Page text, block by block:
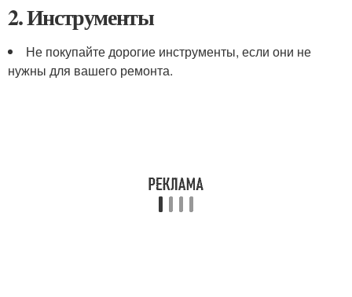
2. Инструменты
Не покупайте дорогие инструменты, если они не
нужны для вашего ремонта.